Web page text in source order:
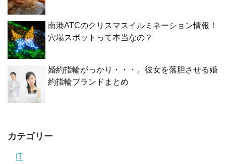
南港ATCのクリスマスイルミネーション情報！
穴場スポットって本当なの？
婚約指輪がっかり・・・。彼女を落胆させる婚
約指輪ブランドまとめ
カテゴリー
IT